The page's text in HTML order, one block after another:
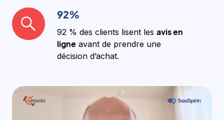
92%
92 % des clients lisent les avis en
ligneavant de prendre une
décision d’achat.
92%